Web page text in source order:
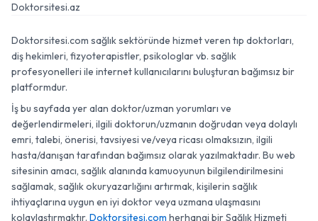
Doktorsitesi.az
Doktorsitesi.com sağlık sektöründe hizmet veren tıp doktorları,
diş hekimleri, fizyoterapistler, psikologlar vb. sağlık
profesyonelleri ile internet kullanıcılarını buluşturan bağımsız bir
platformdur.
İş bu sayfada yer alan doktor/uzman yorumları ve
değerlendirmeleri, ilgili doktorun/uzmanın doğrudan veya dolaylı
emri, talebi, önerisi, tavsiyesi ve/veya ricası olmaksızın, ilgili
hasta/danışan tarafından bağımsız olarak yazılmaktadır. Bu web
sitesinin amacı, sağlık alanında kamuoyunun bilgilendirilmesini
sağlamak, sağlık okuryazarlığını artırmak, kişilerin sağlık
ihtiyaçlarına uygun en iyi doktor veya uzmana ulaşmasını
kolaylaştırmaktır. Doktorsitesi.com herhangi bir Sağlık Hizmeti